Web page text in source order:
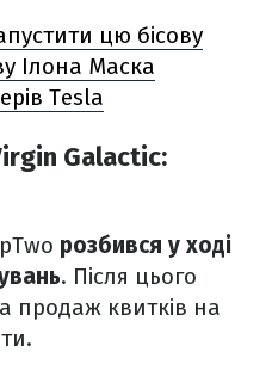
цю бісову
Ілона Маска
Tesla
Galactic:
розбився у ході
. Після цього
продаж квитків на